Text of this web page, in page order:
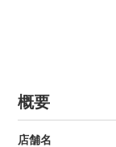
概要
店舗名